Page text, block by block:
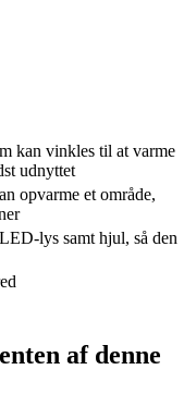
kan vinkles til at varme
udnyttet
opvarme et område,
lys samt hjul, så den
af ​​denne